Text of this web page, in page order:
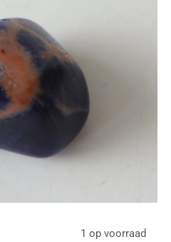
1 op voorraad